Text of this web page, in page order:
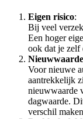
Eigen risico:
Bij veel
Een hoger
ook dat je zelf
Voor nieuwe
aantrekkelijk
nieuwwaarde
dagwaarde.
verschil